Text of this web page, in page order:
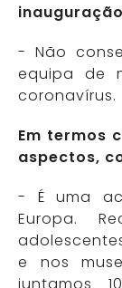
- Não
equipa de
coronavírus.
Em termos
aspectos,
- É uma
Europa.
e nos